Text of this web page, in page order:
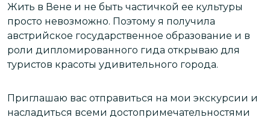
Жить в Вене и не быть частичкой ее культуры
просто невозможно. Поэтому я получила
австрийское государственное образование и в
роли дипломированного гида открываю для
туристов красоты удивительного города.
Приглашаю вас отправиться на мои экскурсии и
насладиться всеми достопримечательностями